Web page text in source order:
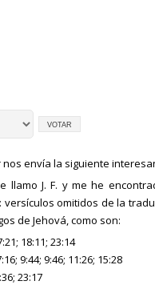
nos envía la siguiente
llamo J. F. y me he
versículos omitidos de la
de Jehová, como son:
18:11; 23:14
9:44; 9:46; 11:26; 15:28
23:17